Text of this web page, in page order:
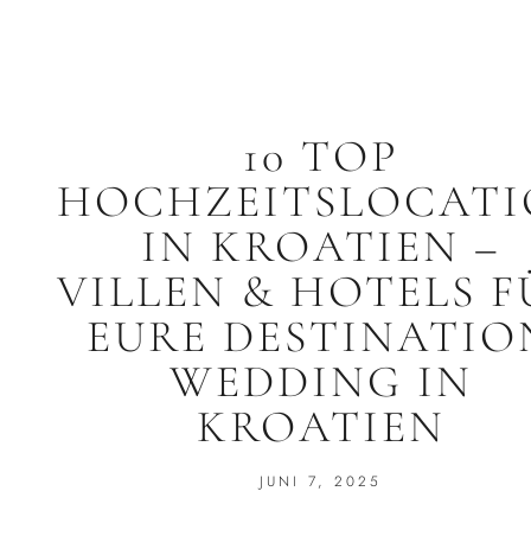
10 TOP
IN KROATIEN –
VILLEN & HOTELS
EURE
WEDDING IN
KROATIEN
JUNI 7, 2025